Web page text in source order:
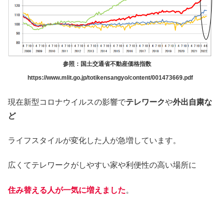
参照：国土交通省不動産価格指数
https://www.mlit.go.jp/totikensangyo/content/001473669.pdf
現在新型コロナウイルスの影響でテレワークや外出自粛な
ど
ライフスタイルが変化した人が急増しています。
広くてテレワークがしやすい家や利便性の高い場所に
住み替える人が一気に増えました。